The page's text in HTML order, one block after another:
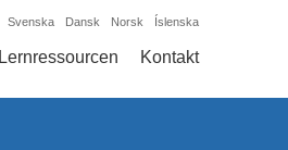
Svenska Dansk Norsk Íslenska
Lernressourcen Kontakt